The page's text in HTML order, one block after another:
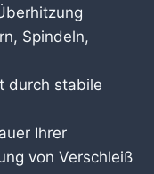
Spindeln,
durch stabile
Ihrer
von Verschleiß